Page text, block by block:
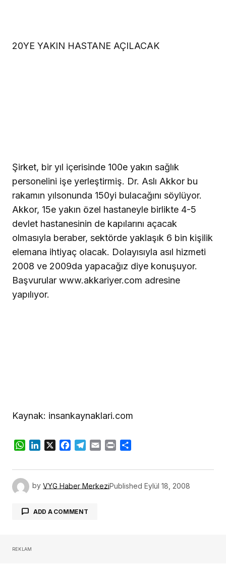
20YE YAKIN HASTANE AÇILACAK
Şirket, bir yıl içerisinde 100e yakın sağlık
personelini işe yerleştirmiş. Dr. Aslı Akkor bu
rakamın yılsonunda 150yi bulacağını söylüyor.
Akkor, 15e yakın özel hastaneyle birlikte 4-5
devlet hastanesinin de kapılarını açacak
olmasıyla beraber, sektörde yaklaşık 6 bin kişilik
elemana ihtiyaç olacak. Dolayısıyla asıl hizmeti
2008 ve 2009da yapacağız diye konuşuyor.
Başvurular www.akkariyer.com adresine
yapılıyor.
Kaynak: insankaynaklari.com
WhatsApp
LinkedIn
X Facebook
Telegram
Email Print
by VYG Haber MerkeziPublished Eylül 18, 2008
ADD A COMMENT
REKLAM